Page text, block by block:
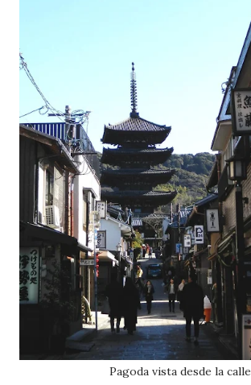
Pagoda vista desde la calle